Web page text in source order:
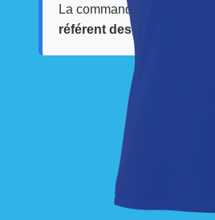
La commande est à
référent des équipements